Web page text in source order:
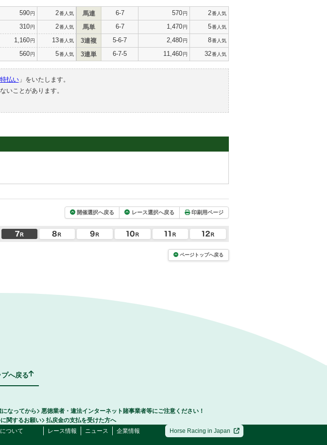
590円 2番人気
310円 2番人気
1,160円 13番人気
560円 5番人気
馬連 6-7 570円 2番人気
馬単 6-7 1,470円 5番人気
3連複 5-6-7 2,480円 8番人気
3連単 6-7-5 11,460円 32番人気
特払い」をいたします。
いことがあります。
開催選択へ戻る レース選択へ戻る 印刷用ページ
ページトップへ戻る
へ戻る
なってから
悪徳業者・違法インターネット賭事業者等にご注意ください！
関するお願い
払戻金の支払を受けた方へ
ついて レース情報 ニュース 企業情報 Horse Racing in Japan